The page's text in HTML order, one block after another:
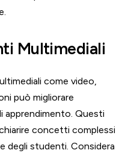
Multimediali
come video,
può migliorare
apprendimento. Questi
concetti complessi
degli studenti. Considera